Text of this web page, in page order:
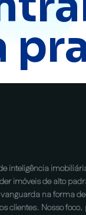
inteligência
imóveis de alto
na forma
clientes. Nosso foco,